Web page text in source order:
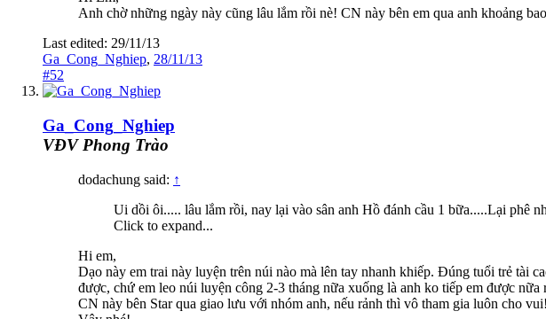
Anh chờ những ngày này cũng lâu lắm rồi nè! CN này bên em qua anh khoảng
Last edited: 29/11/13
Ga_Cong_Nghiep, 28/11/13
#52
Ga_Cong_Nghiep
VĐV Phong Trào
dodachung said: ↑
Ui dồi ôi..... lâu lắm rồi, nay lại vào sân anh Hồ đánh cầu 1 bữa.....Lại phê
Click to expand...
Hi em,
Dạo này em trai này luyện trên núi nào mà lên tay nhanh khiếp. Đúng tuổi trẻ tài
được, chứ em leo núi luyện công 2-3 tháng nữa xuống là anh ko tiếp em được nữa
CN này bên Star qua giao lưu với nhóm anh, nếu rảnh thì vô tham gia luôn cho vui!